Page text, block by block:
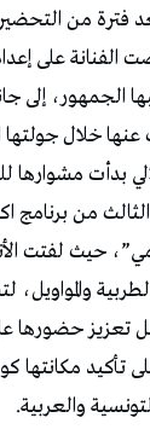
فترة من
على
الجمهور،
خلال جولتها
من برنامج
حيث لفتت
الطربية
تعزيز حضورها
تأكيد مكانتها
والعربية.